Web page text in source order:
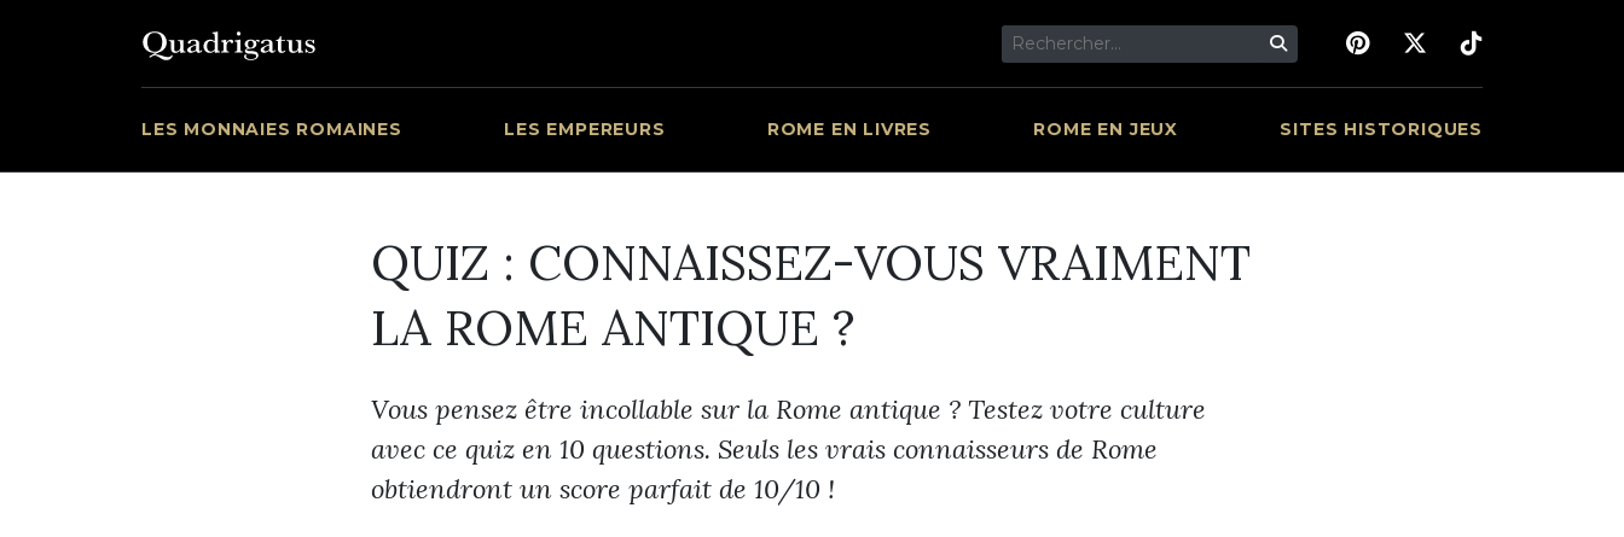
LES MONNAIES ROMAINES LES EMPEREURS ROME EN LIVRES ROME EN JEUX SITES HISTORIQUES
QUIZ : CONNAISSEZ-VOUS VRAIMENT
LA ROME ANTIQUE ?
Vous pensez être incollable sur la Rome antique ? Testez votre culture
avec ce quiz en 10 questions. Seuls les vrais connaisseurs de Rome
obtiendront un score parfait de 10/10 !